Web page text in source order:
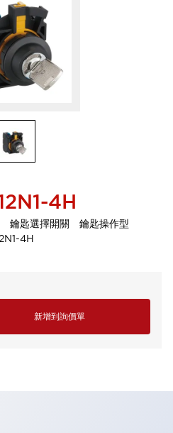
4H
鑰匙選擇開關 鑰匙操作型
4H
新增到詢價單